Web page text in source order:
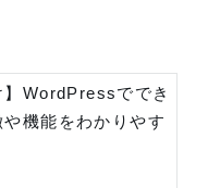
】WordPressででき
機能をわかりやす